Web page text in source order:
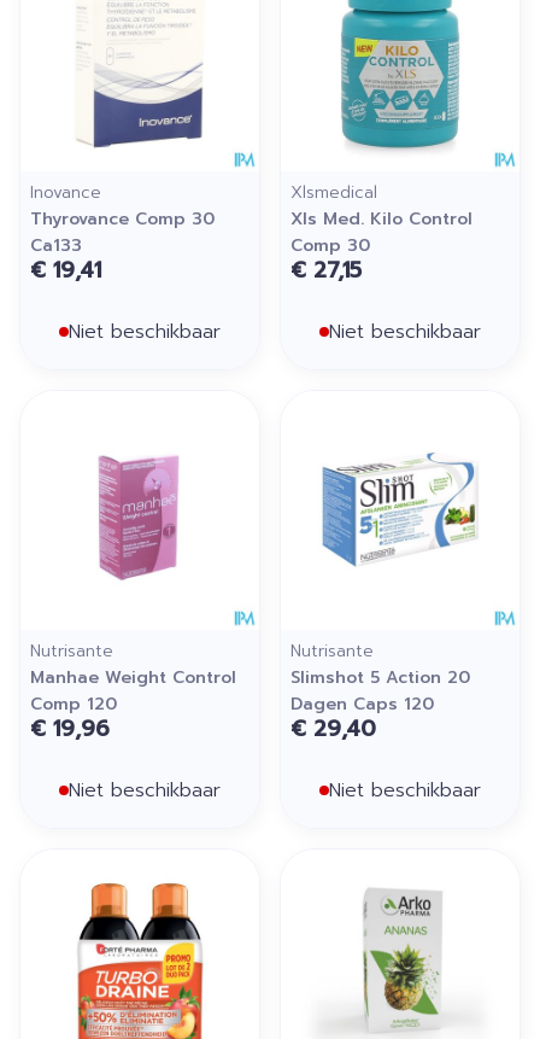
Inovance
Thyrovance Comp 30
Ca133
€ 19,41
Niet beschikbaar
Xlsmedical
Xls Med. Kilo Control
Comp 30
€ 27,15
Niet beschikbaar
Nutrisante
Manhae Weight Control
Comp 120
€ 19,96
Niet beschikbaar
Nutrisante
Slimshot 5 Action 20
Dagen Caps 120
€ 29,40
Niet beschikbaar